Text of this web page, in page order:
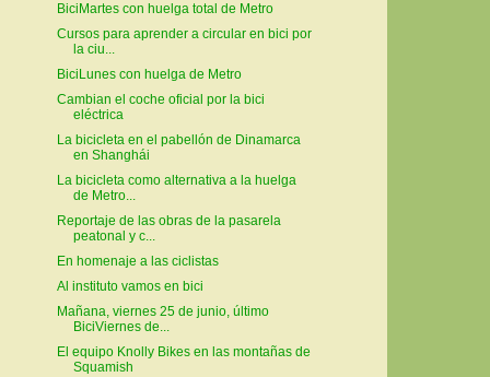
BiciMartes con huelga total de Metro
Cursos para aprender a circular en bici por
la ciu...
BiciLunes con huelga de Metro
Cambian el coche oficial por la bici
eléctrica
La bicicleta en el pabellón de Dinamarca
en Shanghái
La bicicleta como alternativa a la huelga
de Metro...
Reportaje de las obras de la pasarela
peatonal y c...
En homenaje a las ciclistas
Al instituto vamos en bici
Mañana, viernes 25 de junio, último
BiciViernes de...
El equipo Knolly Bikes en las montañas de
Squamish